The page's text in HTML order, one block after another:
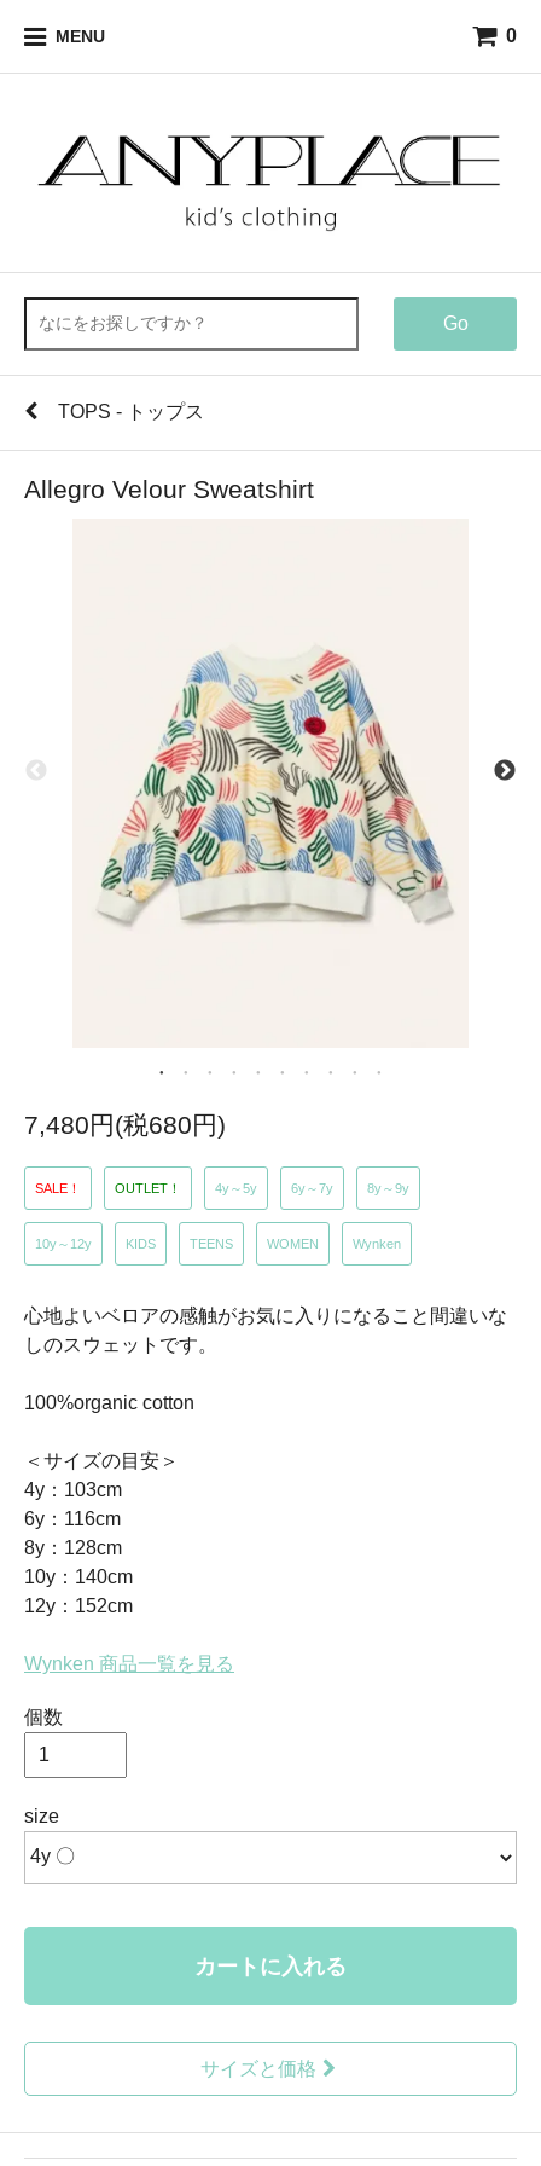
MENU 0
Go
TOPS - トップス
Allegro Velour Sweatshirt
7,480円(税680円)
SALE！ OUTLET！ 4y～5y 6y～7y 8y～9y
10y～12y KIDS TEENS WOMEN Wynken
心地よいベロアの感触がお気に入りになること間違いな
しのスウェットです。
100%organic cotton
＜サイズの目安＞
4y：103cm
6y：116cm
8y：128cm
10y：140cm
12y：152cm
Wynken 商品一覧を見る
個数
size
カートに入れる
サイズと価格